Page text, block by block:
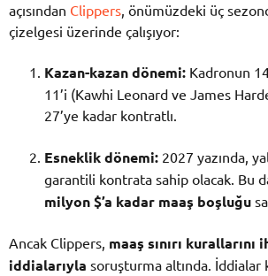
açısından Clippers, önümüzdeki üç
çizelgesi üzerinde çalışıyor:
Kazan-kazan dönemi: Kadronun
11’i (Kawhi Leonard ve James
27’ye kadar kontratlı.
Esneklik dönemi: 2027 yazında,
garantili kontrata sahip olacak. Bu
milyon $’a kadar maaş boşluğu
Ancak Clippers, maaş sınırı
iddialarıyla soruşturma altında. İddialar